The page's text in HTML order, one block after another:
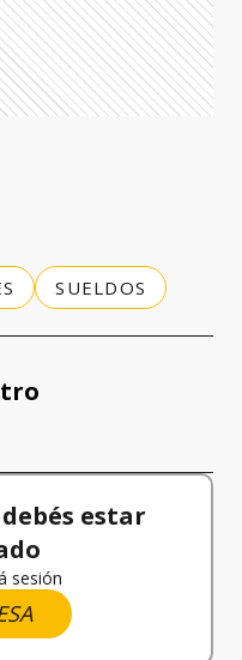
SUELDOS
estar
sesión